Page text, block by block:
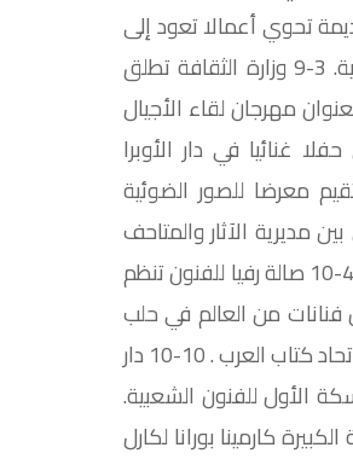
تحوي أعمالا تعود إلى
بداية عام 1600 وحتى عام 1920 . 23-8 انطلاق فعاليات ملتقى الدراما السورية. 3-9 وزارة الثقافة تطلق
5-9 إطلاق مسابقة أدبية بعنوان مهرجان لقاء الأجيال
أميمة خليل تحيي حفلا غنائيا في دار الأوبرا
تقيم معرضا للصور الضوئية
30-9 توقيع اتفاقية تعاون بين مديرية الآثار والمتاحف
وجامعة أودينا الإيطالية. 2-10 حفل موسيقي للعازف النرويجي نيلز في دار الأسد . 4-10 صالة رفيا للفنون تنظم
المستقبلية. 7-10 إطلاق مهرجان فنانات من العالم في حلب
الذي يهدف لوضع سورية على الخريطة الثقافية العالمية. 7-10 المؤتمر السنوي لاتحاد كتاب العرب . 10-10 دار
مهرجان الحسكة الأول للفنون الشعبية.
. 17- 10 الملحمة الموسيقية الكبيرة كارمينا بورانا لكارل